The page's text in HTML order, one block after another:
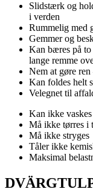
Slidstærk og
i verden
Rummelig med
Gemmer og
Kan bæres på to
lange remme
Nem at gøre
Kan foldes helt
Velegnet til
Kan ikke vaskes
Må ikke tørres i
Må ikke stryges
Tåler ikke
Maksimal